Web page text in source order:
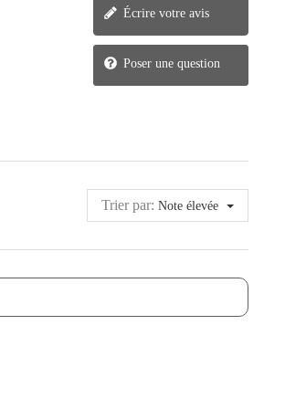
Écrire votre avis
Poser une question
Trier par: Note élevée